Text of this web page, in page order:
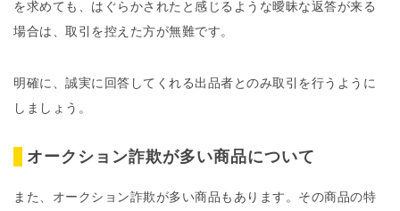
を求めても、はぐらかされたと感じるような曖昧な返答が来る
場合は、取引を控えた方が無難です。
明確に、誠実に回答してくれる出品者とのみ取引を行うように
しましょう。
オークション詐欺が多い商品について
また、オークション詐欺が多い商品もあります。その商品の特